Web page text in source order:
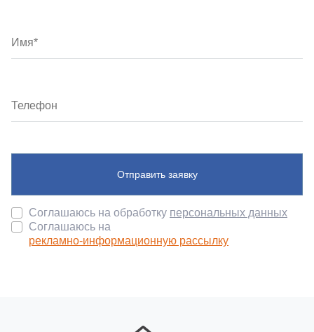
Отправить заявку
Соглашаюсь на обработку персональных данных
Соглашаюсь на
рекламно-информационную рассылку